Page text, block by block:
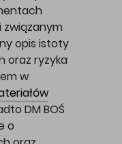
związanym
opis istoty
oraz ryzyka
w
DM BOŚ
o